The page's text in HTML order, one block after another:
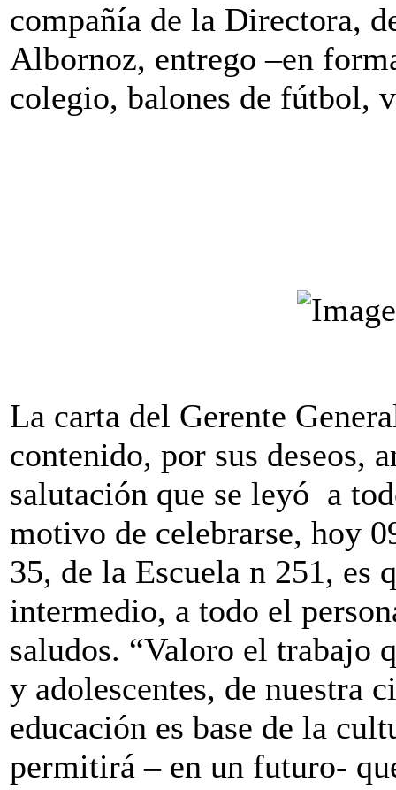
compañía de la Directora,
Albornoz, entrego –en
colegio, balones de fútbol,
La carta del Gerente
contenido, por sus deseos,
salutación que se leyó a
motivo de celebrarse, hoy
35, de la Escuela n 251, es
intermedio, a todo el
saludos. “Valoro el trabajo
y adolescentes, de nuestra
educación es base de la
permitirá – en un futuro-